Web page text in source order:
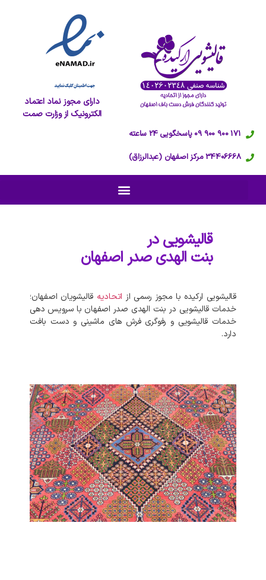
دارای مجوز نماد اعتماد
الکترونیک از وزارت صمت
171 900 900 09 پاسخگویی 24 ساعته
34406668 مرکز اصفهان (عبدالرزاق)
قالیشویی در
بنت الهدی صدر اصفهان
قالیشویی ارکیده با مجوز رسمی از اتحادیه قالیشویان اصفهان؛
خدمات قالیشویی در بنت الهدی صدر اصفهان با سرویس دهی
خدمات قالیشویی و رفوگری فرش های ماشینی و دست بافت
دارد.